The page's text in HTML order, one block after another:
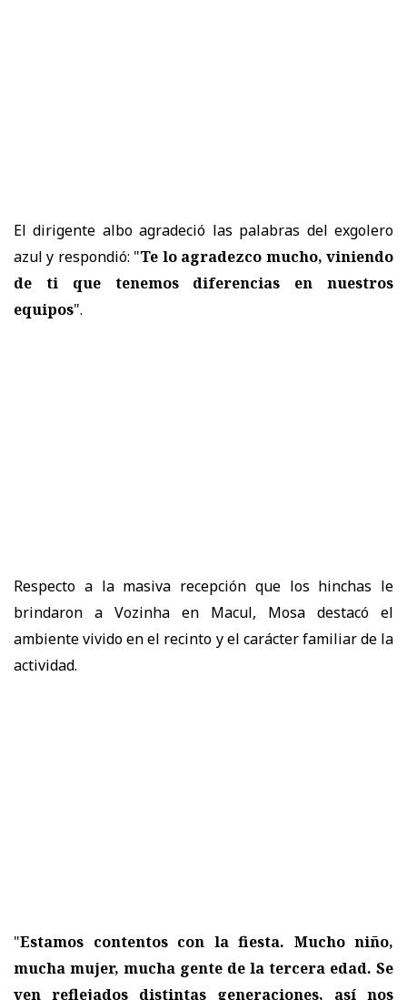
El dirigente albo agradeció las palabras del exgolero
azul y respondió: "Te lo agradezco mucho, viniendo
de ti que tenemos diferencias en nuestros
equipos".
Respecto a la masiva recepción que los hinchas le
brindaron a Vozinha en Macul, Mosa destacó el
ambiente vivido en el recinto y el carácter familiar de la
actividad.
"Estamos contentos con la fiesta. Mucho niño,
mucha mujer, mucha gente de la tercera edad. Se
ven reflejados distintas generaciones, así nos